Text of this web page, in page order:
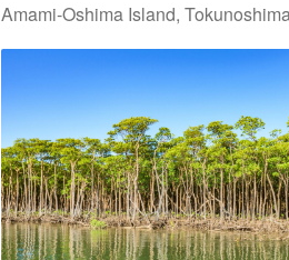
Amami-Oshima Island,